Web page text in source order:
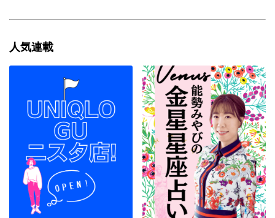
人気連載